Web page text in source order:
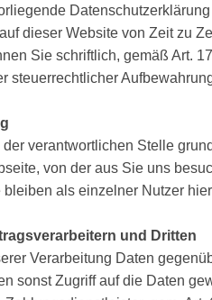
dieser Website von Zeit zu
Sie schriftlich, gemäß Art.
steuerrechtlicher
verantwortlichen Stelle
von der aus Sie uns
als einzelner Nutzer
und Dritten
Verarbeitung Daten
sonst Zugriff auf die Daten